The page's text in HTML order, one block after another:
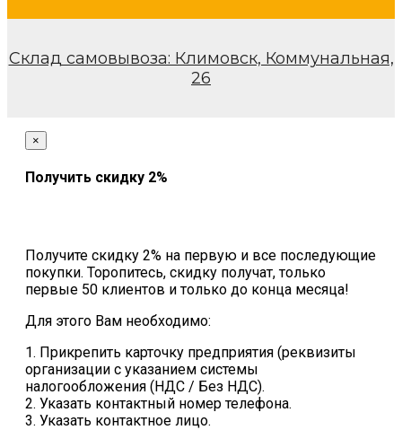
Склад самовывоза: Климовск, Коммунальная,
26
×
Получить скидку 2%
Получите скидку 2% на первую и все последующие
покупки. Торопитесь, скидку получат, только
первые 50 клиентов и только до конца месяца!
Для этого Вам необходимо:
1. Прикрепить карточку предприятия (реквизиты
организации с указанием системы
налогообложения (НДС / Без НДС).
2. Указать контактный номер телефона.
3. Указать контактное лицо.